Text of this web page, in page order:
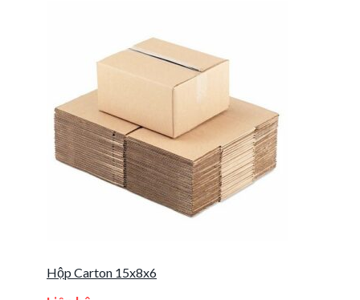
Hộp Carton 15x8x6